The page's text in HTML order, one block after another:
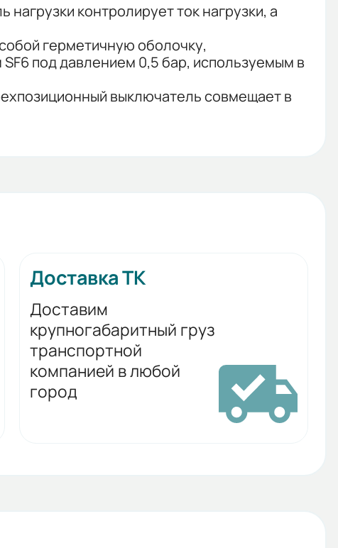
контролирует ток нагрузки, а
герметичную оболочку,
под давлением 0,5 бар, используемым в
выключатель совмещает в
Доставка ТК
Доставим
крупногабаритный груз
транспортной
компанией в любой
город